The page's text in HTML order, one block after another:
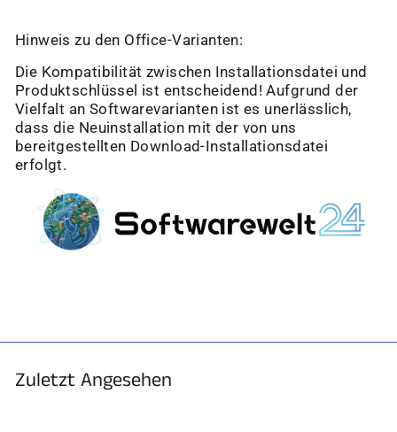
Hinweis zu den Office-Varianten:
Die Kompatibilität zwischen Installationsdatei und
Produktschlüssel ist entscheidend! Aufgrund der
Vielfalt an Softwarevarianten ist es unerlässlich,
dass die Neuinstallation mit der von uns
bereitgestellten Download-Installationsdatei
erfolgt.
Zuletzt Angesehen